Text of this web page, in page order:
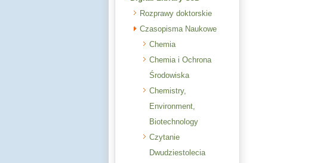
Rozprawy doktorskie
Czasopisma Naukowe
Chemia
Chemia i Ochrona
Środowiska
Chemistry,
Environment,
Biotechnology
Czytanie
Dwudziestolecia